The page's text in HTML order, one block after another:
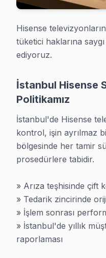
Profesyonel hizmet
• 6 ay işçilik
• Yazılı garanti
7/24 Teknik Destek:
Hisense
Hisense
• Açılmama /
• Ses Arızaları: Ses
• Smart televizyon
• Ses gecikmesi:
» Tüm aksaklık
Hisense
tüketici haklarına
ediyoruz.
İstanbul Hisense
Politikamız
İstanbul'de Hisense
kontrol, işin ayrılmaz
bölgesinde her tamir
prosedürlere tabidir.
» Arıza teşhisinde çift
» Tedarik zincirinde
» İşlem sonrası
» İstanbul'de yıllık
raporlaması